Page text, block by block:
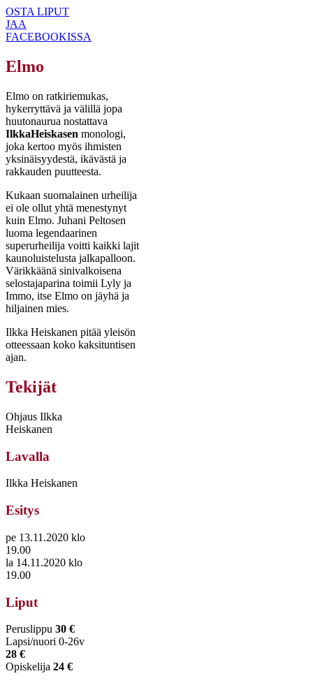
OSTA LIPUT
JAA
FACEBOOKISSA
Elmo
Elmo on ratkiriemukas,
hykerryttävä ja välillä jopa
huutonaurua nostattava
IlkkaHeiskasen monologi,
joka kertoo myös ihmisten
yksinäisyydestä, ikävästä ja
rakkauden puutteesta.
Kukaan suomalainen urheilija
ei ole ollut yhtä menestynyt
kuin Elmo. Juhani Peltosen
luoma legendaarinen
superurheilija voitti kaikki lajit
kaunoluistelusta jalkapalloon.
Värikkäänä sinivalkoisena
selostajaparina toimii Lyly ja
Immo, itse Elmo on jäyhä ja
hiljainen mies.
Ilkka Heiskanen pitää yleisön
otteessaan koko kaksituntisen
ajan.
Tekijät
Ohjaus Ilkka
Heiskanen
Lavalla
Ilkka Heiskanen
Esitys
pe 13.11.2020 klo
19.00
la 14.11.2020 klo
19.00
Liput
Peruslippu 30 €
Lapsi/nuori 0-26v
28 €
Opiskelija 24 €